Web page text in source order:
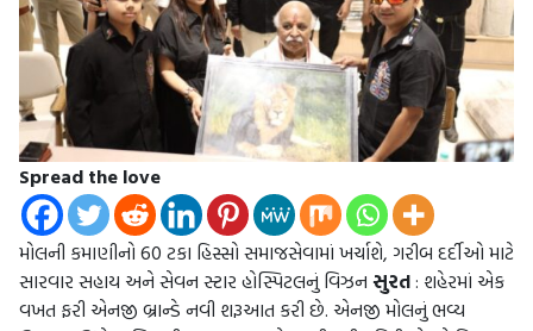
Spread the love
મોલની કમાણીનો 60 ટકા હિસ્સો સમાજસેવામાં ખર્ચાશે, ગરીબ દર્દીઓ માટે
સારવાર સહાય અને સેવન સ્ટાર હોસ્પિટલનું વિઝન સુરત: શહેરમાં એક
વખત ફરી એનજી બ્રાન્ડે નવી શરૂઆત કરી છે. એનજી મોલનું ભવ્ય